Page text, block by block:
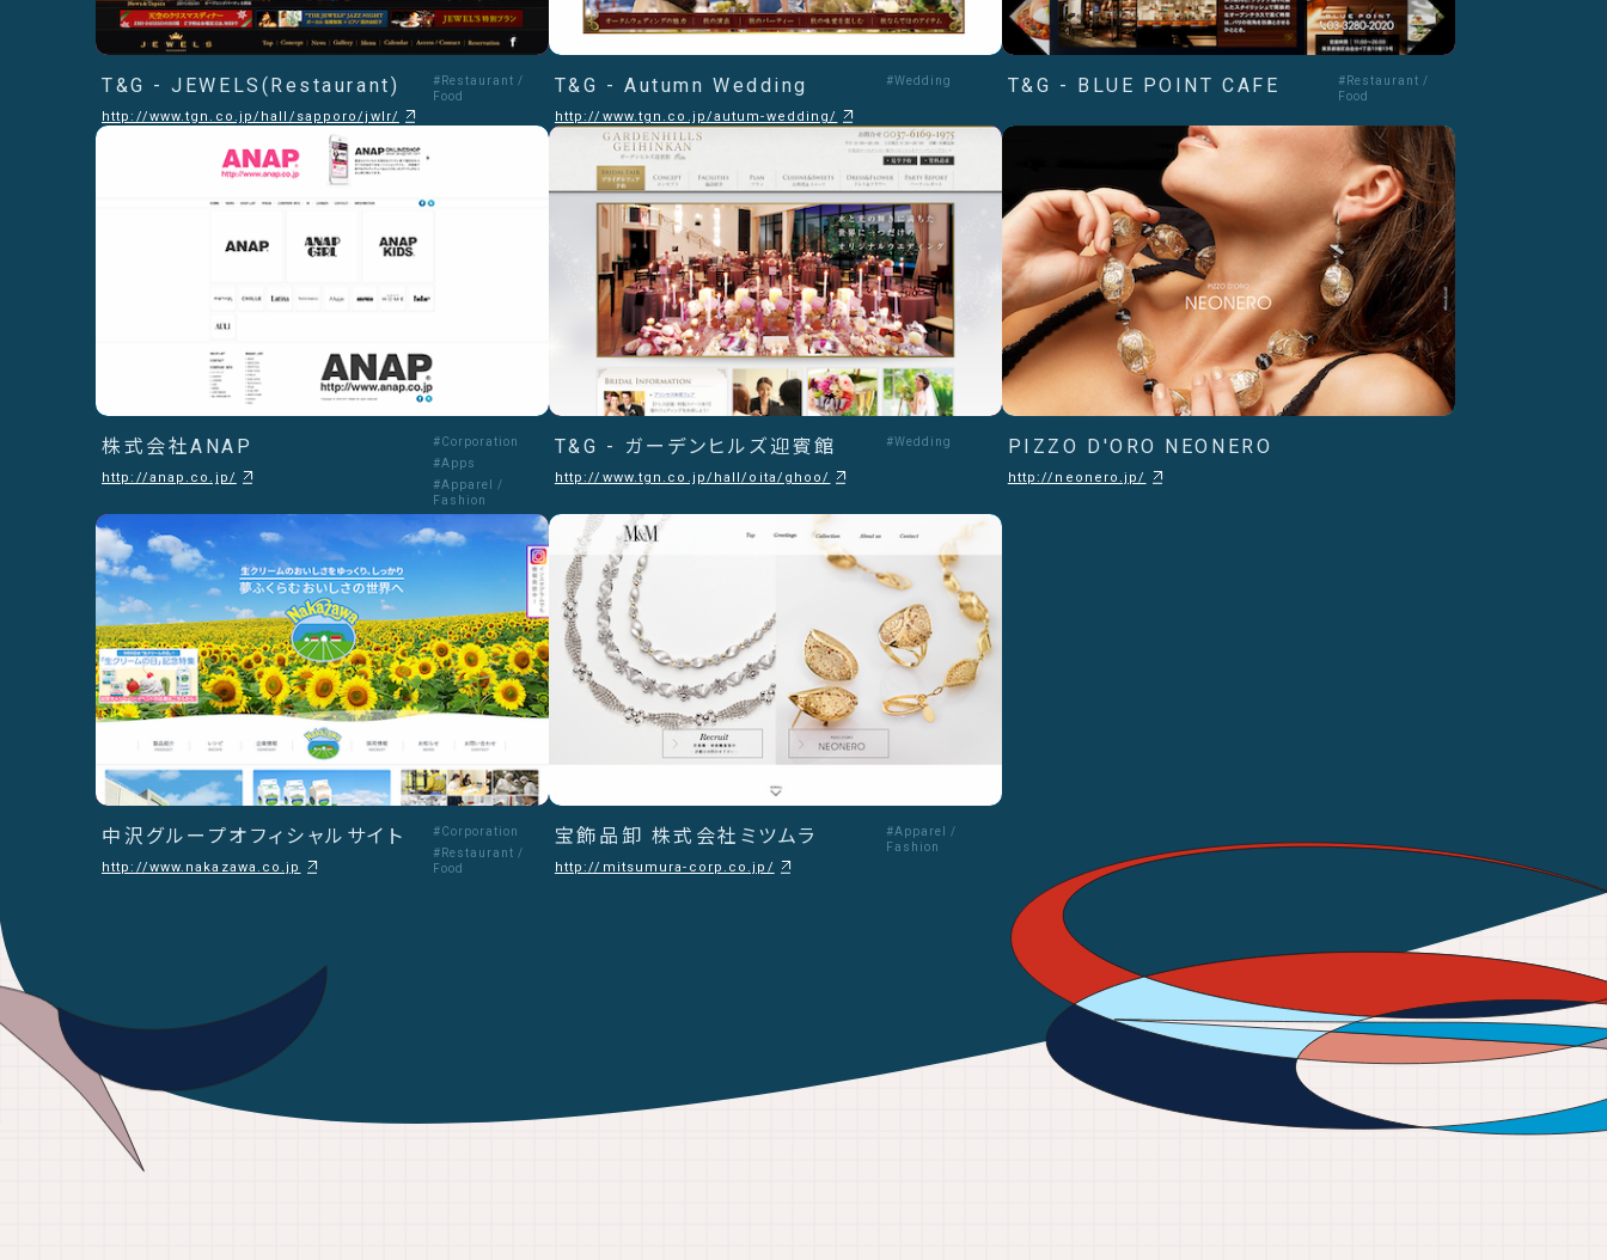
T&G - JEWELS(Restaurant)
http://www.tgn.co.jp/hall/sapporo/jwlr/
#Restaurant /
Food
T&G - Autumn Wedding
http://www.tgn.co.jp/autum-wedding/
#Wedding T&G - BLUE POINT CAFE
#Restaurant /
Food
株式会社ANAP
http://anap.co.jp/
#Corporation
#Apps
#Apparel /
Fashion
T&G - ガーデンヒルズ迎賓館
http://www.tgn.co.jp/hall/oita/ghoo/
#Wedding PIZZO D'ORO NEONERO
http://neonero.jp/
中沢グループオフィシャルサイト
http://www.nakazawa.co.jp
#Corporation
#Restaurant /
Food
宝飾品卸 株式会社ミツムラ
http://mitsumura-corp.co.jp/
#Apparel /
Fashion